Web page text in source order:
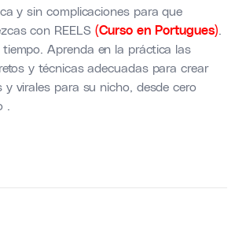
y sin complicaciones para que
con REELS(Curso en Portugues)
Aprenda en la práctica las
y técnicas adecuadas para crear
y virales para su nicho, desde cero